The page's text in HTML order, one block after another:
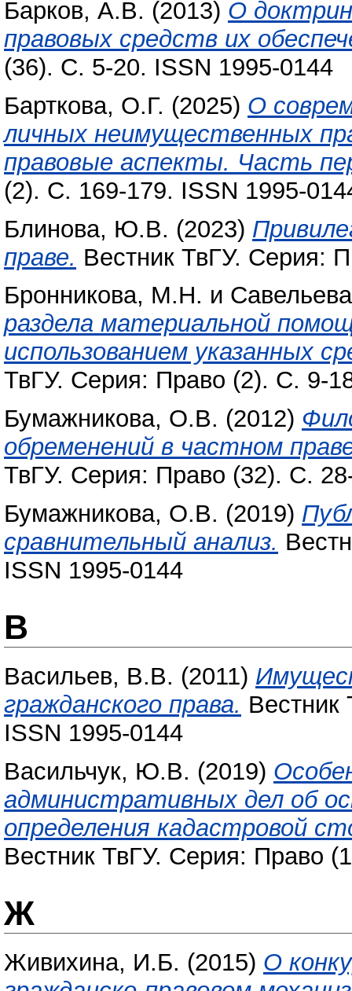
Барков, А.В. (2013) О
правовых средств их
(36). С. 5-20. ISSN 1995-0144
Барткова, О.Г. (2025) О
личных неимущественных
правовые аспекты. Часть
(2). С. 169-179. ISSN 1995-
Блинова, Ю.В. (2023)
праве. Вестник ТвГУ. Серия:
Бронникова, М.Н. и
раздела материальной
использованием указанных
ТвГУ. Серия: Право (2). С. 9-
Бумажникова, О.В. (2012)
обременений в частном
ТвГУ. Серия: Право (32). С.
Бумажникова, О.В. (2019)
сравнительный анализ.
ISSN 1995-0144
В
Васильев, В.В. (2011)
гражданского права.
ISSN 1995-0144
Васильчук, Ю.В. (2019)
административных дел об
определения кадастровой
Вестник ТвГУ. Серия: Право
Ж
Живихина, И.Б. (2015) О